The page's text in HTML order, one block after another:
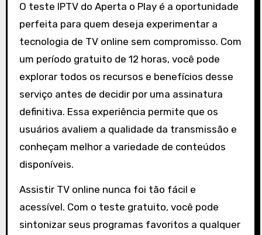
O teste IPTV do Aperta o Play é a oportunidade
perfeita para quem deseja experimentar a
tecnologia de TV online sem compromisso. Com
um período gratuito de 12 horas, você pode
explorar todos os recursos e benefícios desse
serviço antes de decidir por uma assinatura
definitiva. Essa experiência permite que os
usuários avaliem a qualidade da transmissão e
conheçam melhor a variedade de conteúdos
disponíveis.
Assistir TV online nunca foi tão fácil e
acessível. Com o teste gratuito, você pode
sintonizar seus programas favoritos a qualquer